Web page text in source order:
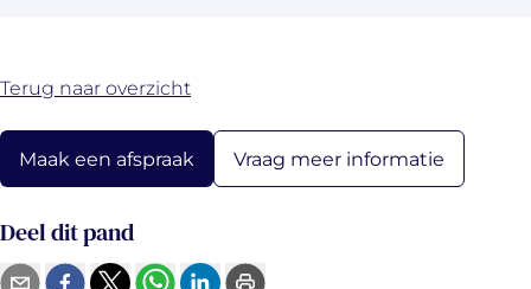
Terug naar overzicht
Maak een afspraak Vraag meer informatie
Deel dit pand